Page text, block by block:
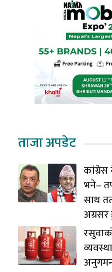
ताजा अपडेट
भने–
साथ